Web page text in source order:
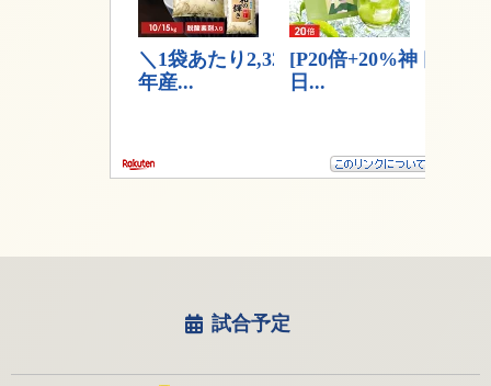
試合予定